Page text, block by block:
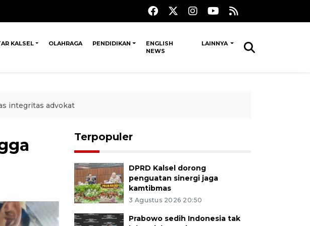
KALSEL OLAHRAGA PENDIDIKAN
ENGLISH
NEWS
LAINNYA
integritas advokat
Terpopuler
DPRD Kalsel dorong
penguatan sinergi jaga
kamtibmas
3 Agustus 2026 20:50
Prabowo sedih Indonesia tak